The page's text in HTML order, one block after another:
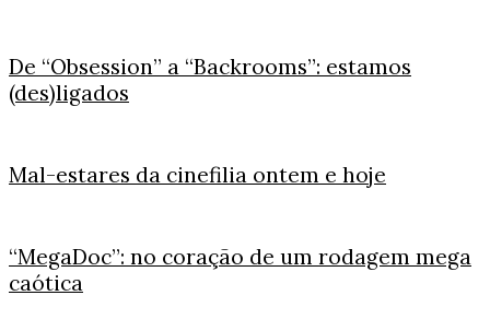
De “Obsession” a “Backrooms”: estamos
(des)ligados
Mal-estares da cinefilia ontem e hoje
“MegaDoc”: no coração de um rodagem mega
caótica